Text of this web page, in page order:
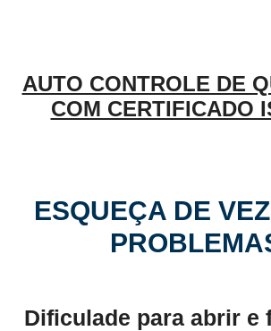
AUTO CONTROLE DE
COM CERTIFICADO
ESQUEÇA DE
Dificulade para abrir e